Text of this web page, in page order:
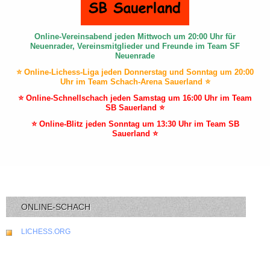
Online-Vereinsabend jeden Mittwoch um 20:00 Uhr für
Neuenrader, Vereinsmitglieder und Freunde im Team SF
Neuenrade
⭐ Online-Lichess-Liga jeden Donnerstag und Sonntag um 20:00
Uhr im Team Schach-Arena Sauerland ⭐
⭐ Online-Schnellschach jeden Samstag um 16:00 Uhr im Team
SB Sauerland ⭐
⭐ Online-Blitz jeden Sonntag um 13:30 Uhr im Team SB
Sauerland ⭐
ONLINE-SCHACH
LICHESS.ORG